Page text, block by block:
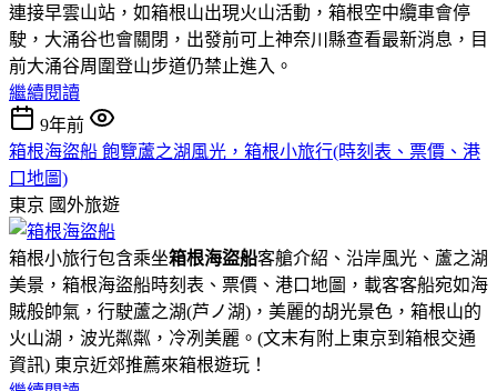
連接早雲山站，如箱根山出現火山活動，箱根空中纜車會停
駛，大涌谷也會關閉，出發前可上神奈川縣查看最新消息，目
前大涌谷周圍登山步道仍禁止進入。
繼續閱讀
9年前
箱根海盜船 飽覽蘆之湖風光，箱根小旅行(時刻表、票價、港
口地圖)
東京 國外旅遊
箱根小旅行包含乘坐箱根海盜船客艙介紹、沿岸風光、蘆之湖
美景，箱根海盜船時刻表、票價、港口地圖，載客客船宛如海
賊般帥氣，行駛蘆之湖(芦ノ湖)，美麗的胡光景色，箱根山的
火山湖，波光粼粼，冷冽美麗。(文末有附上東京到箱根交通
資訊) 東京近郊推薦來箱根遊玩！